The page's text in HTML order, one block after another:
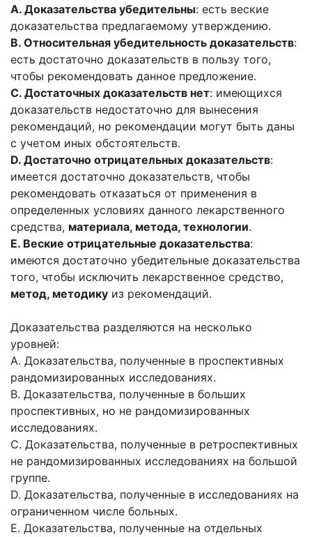
A. Доказательства убедительны: есть веские
доказательства предлагаемому утверждению.
B. Относительная убедительность доказательств:
есть достаточно доказательств в пользу того,
чтобы рекомендовать данное предложение.
C. Достаточных доказательств нет: имеющихся
доказательств недостаточно для вынесения
рекомендаций, но рекомендации могут быть даны
с учетом иных обстоятельств.
D. Достаточно отрицательных доказательств:
имеется достаточно доказательств, чтобы
рекомендовать отказаться от применения в
определенных условиях данного лекарственного
средства, материала, метода, технологии.
E. Веские отрицательные доказательства:
имеются достаточно убедительные доказательства
того, чтобы исключить лекарственное средство,
метод, методику из рекомендаций.
Доказательства разделяются на несколько
уровней:
А. Доказательства, полученные в проспективных
рандомизированных исследованиях.
B. Доказательства, полученные в больших
проспективных, но не рандомизированных
исследованиях.
C. Доказательства, полученные в ретроспективных
не рандомизированных исследованиях на большой
группе.
D. Доказательства, полученные в исследованиях на
ограниченном числе больных.
E. Доказательства, полученные на отдельных